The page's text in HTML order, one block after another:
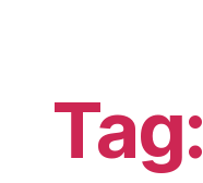
Tag: